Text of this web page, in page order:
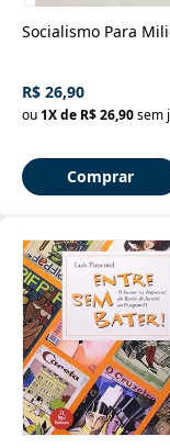
Socialismo Para
R$ 26,90
ou1X de R$ 26,90sem
Comprar